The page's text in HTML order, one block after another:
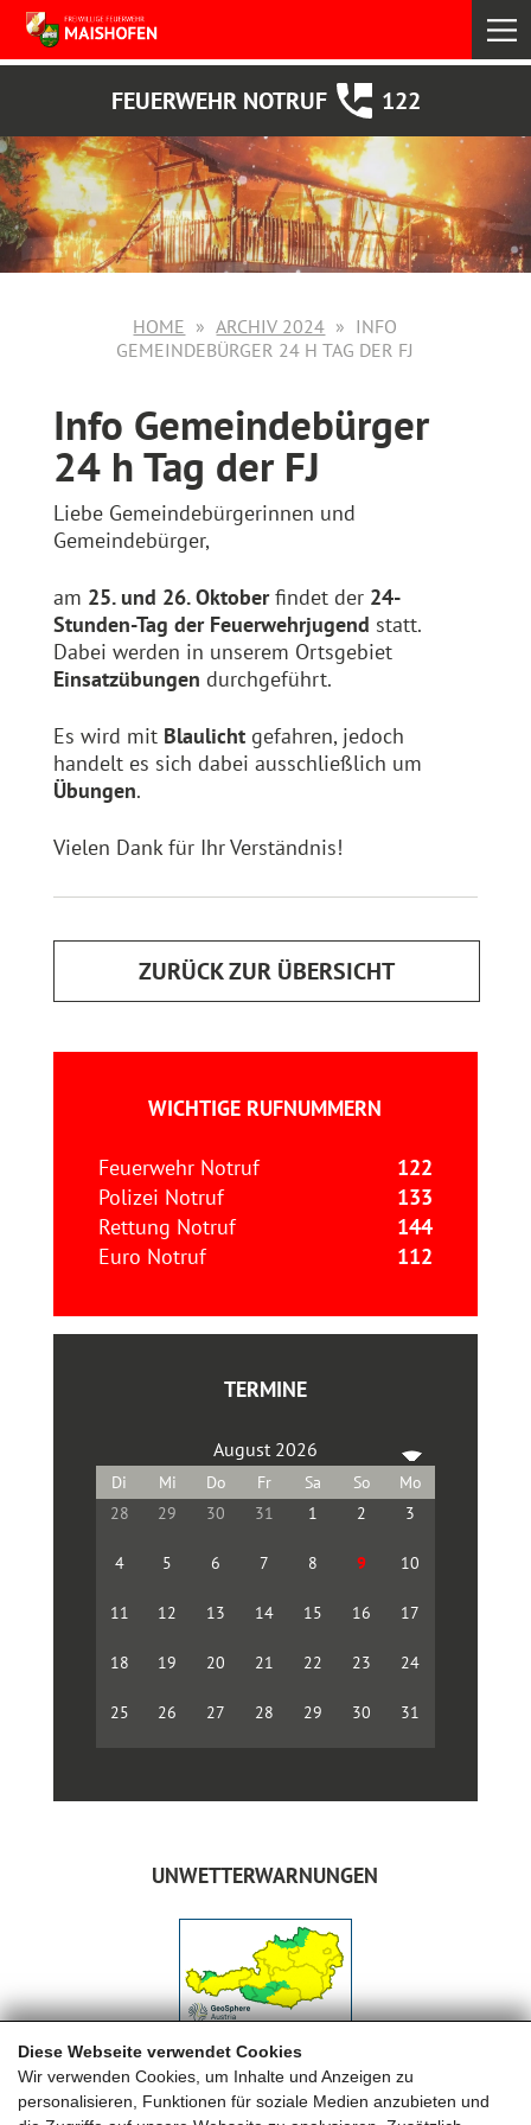
Diese Webseite verwendet Cookies
Wir verwenden Cookies, um Inhalte und Anzeigen zu
personalisieren, Funktionen für soziale Medien anzubieten und
FEUERWEHR NOTRUF 122
HOME ARCHIV 2024
INFO
GEMEINDEBÜRGER 24 H TAG DER FJ
Info Gemeindebürger
24 h Tag der FJ
Liebe Gemeindebürgerinnen und
Gemeindebürger,
am 25. und 26. Oktoberfindet der 24-
Stunden-Tag der Feuerwehrjugend statt.
Dabei werden in unserem Ortsgebiet
Einsatzübungen durchgeführt.
Es wird mit Blaulichtgefahren, jedoch
handelt es sich dabei ausschließlich um
Übungen.
Vielen Dank für Ihr Verständnis!
ZURÜCK ZUR ÜBERSICHT
WICHTIGE RUFNUMMERN
Feuerwehr Notruf
122
Polizei Notruf
133
Rettung Notruf
144
Euro Notruf
112
TERMINE
August 2026
28 29 30 31 1 2 3
4 5 6 7 8 9 10
11 12 13 14 15 16 17
18 19 20 21 22 23 24
25 26 27 28 29 30 31
UNWETTERWARNUNGEN